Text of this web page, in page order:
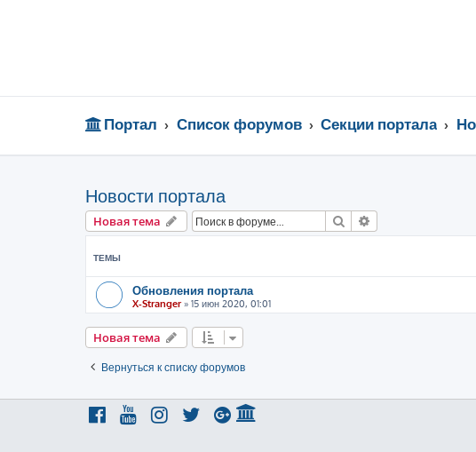
Портал Список форумов Секции портала
Новости портала
Новая тема Поиск
ТЕМЫ
Обновления портала
X-Stranger» 15 июн 2020, 01:01
Новая тема
Вернуться к списку форумов